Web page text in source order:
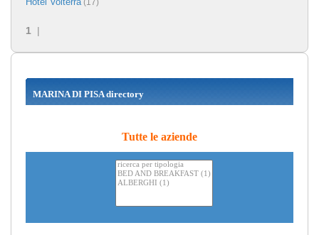
(17)
1 |
MARINA DI PISA directory
Tutte le aziende